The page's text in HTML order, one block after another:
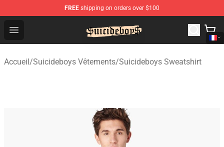
FREE shipping on orders over $100
Open menu
$uicideboy$ Shop - Official $uicideboy$ Merchandise
Accueil/Suicideboys Vêtements/Suicideboys Sweatshirt